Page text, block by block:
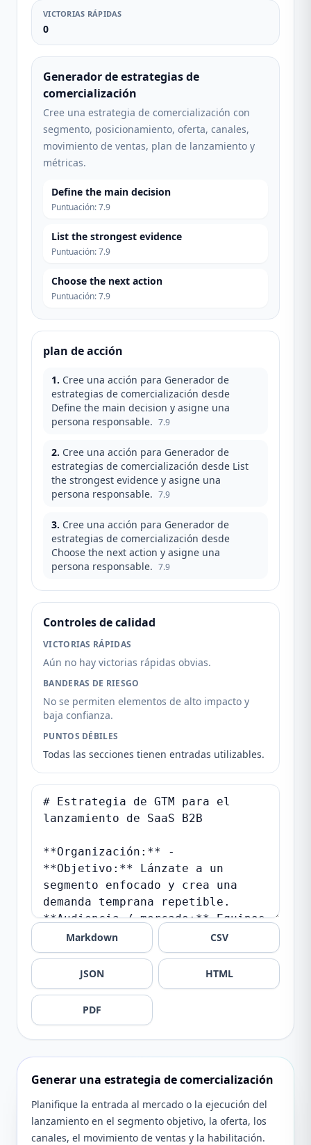
VICTORIAS RÁPIDAS
0
Generador de estrategias de
comercialización
Cree una estrategia de comercialización con
segmento, posicionamiento, oferta, canales,
movimiento de ventas, plan de lanzamiento y
métricas.
Define the main decision
Puntuación:7.9
List the strongest evidence
Puntuación:7.9
Choose the next action
Puntuación:7.9
plan de acción
1. Cree una acción para Generador de
estrategias de comercialización desde
Define the main decision y asigne una
persona responsable. 7.9
2. Cree una acción para Generador de
estrategias de comercialización desde List
the strongest evidence y asigne una
persona responsable. 7.9
3. Cree una acción para Generador de
estrategias de comercialización desde
Choose the next action y asigne una
persona responsable. 7.9
Controles de calidad
VICTORIAS RÁPIDAS
Aún no hay victorias rápidas obvias.
BANDERAS DE RIESGO
No se permiten elementos de alto impacto y
baja confianza.
PUNTOS DÉBILES
Todas las secciones tienen entradas utilizables.
Markdown CSV
JSON HTML
PDF
Generar una estrategia de comercialización
Planifique la entrada al mercado o la ejecución del
lanzamiento en el segmento objetivo, la oferta, los
canales, el movimiento de ventas y la habilitación.